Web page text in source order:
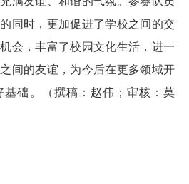
同时，更加促进了学校之间的交
会，丰富了校园文化生活，进一
间的友谊，为今后在更多领域开
基础。（撰稿：赵伟；审核：莫